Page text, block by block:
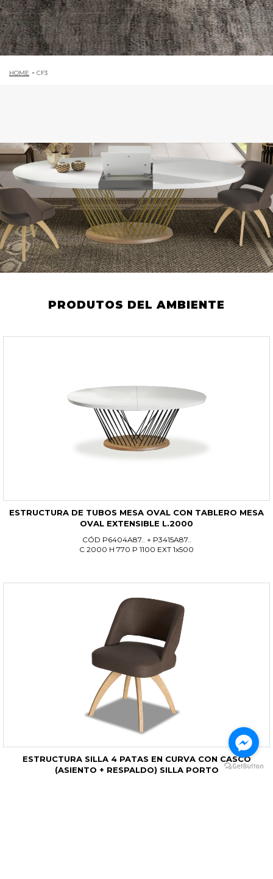
HOME CF3
PRODUTOS DEL AMBIENTE
ESTRUCTURA DE TUBOS MESA OVAL CON TABLERO MESA
OVAL EXTENSIBLE L.2000
CÓD P6404A87.. + P3415A87..
C 2000 H 770 P 1100 EXT 1x500
ESTRUCTURA SILLA 4 PATAS EN CURVA CON CASCO
(ASIENTO + RESPALDO) SILLA PORTO